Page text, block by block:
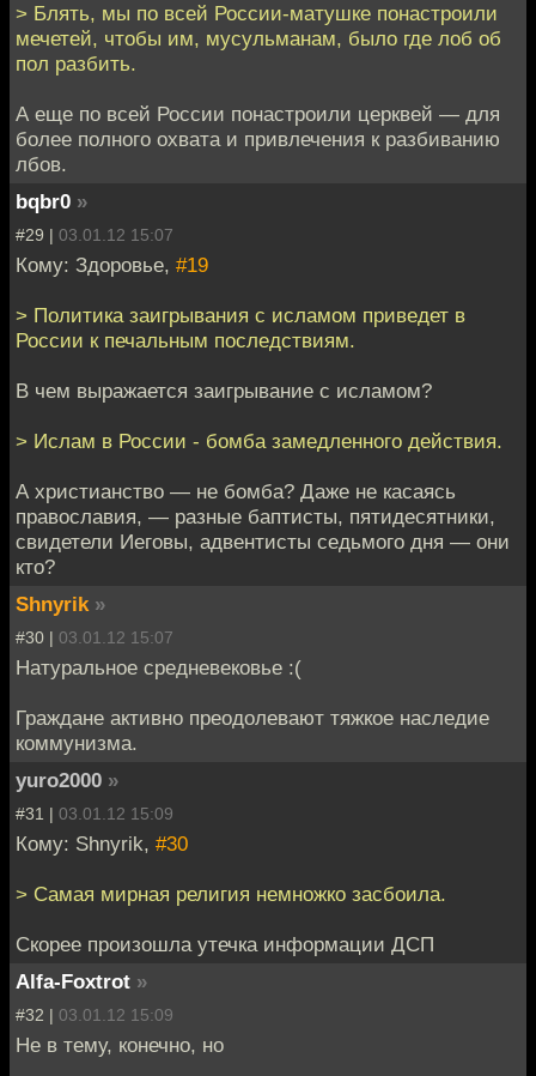
> Блять, мы по всей России-матушке понастроили
мечетей, чтобы им, мусульманам, было где лоб об
пол разбить.
А еще по всей России понастроили церквей — для
более полного охвата и привлечения к разбиванию
лбов.
bqbr0 »
#29 | 03.01.12 15:07
Кому: Здоровье, #19
> Политика заигрывания с исламом приведет в
России к печальным последствиям.
В чем выражается заигрывание с исламом?
> Ислам в России - бомба замедленного действия.
А христианство — не бомба? Даже не касаясь
православия, — разные баптисты, пятидесятники,
свидетели Иеговы, адвентисты седьмого дня — они
кто?
Shnyrik »
#30 | 03.01.12 15:07
Натуральное средневековье :(
Граждане активно преодолевают тяжкое наследие
коммунизма.
yuro2000 »
#31 | 03.01.12 15:09
Кому: Shnyrik, #30
> Самая мирная религия немножко засбоила.
Скорее произошла утечка информации ДСП
Alfa-Foxtrot »
#32 | 03.01.12 15:09
Не в тему, конечно, но